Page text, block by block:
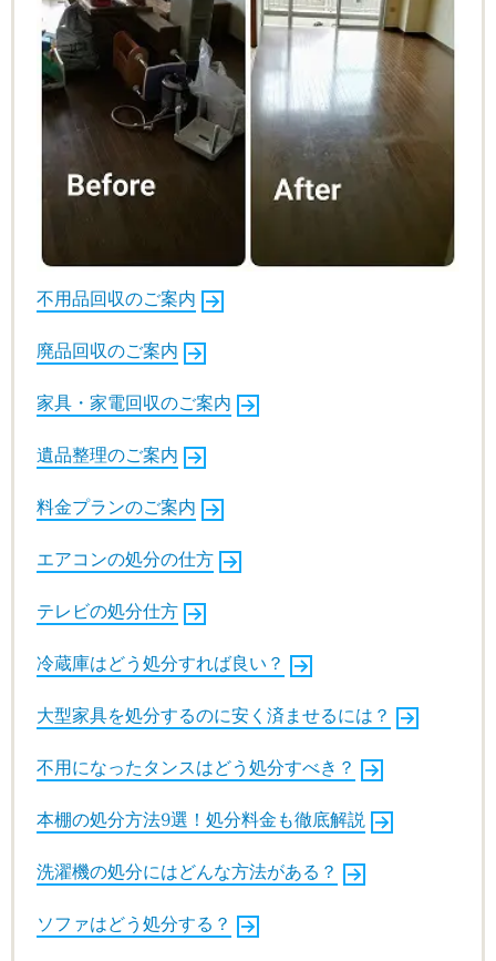
不用品回収のご案内
廃品回収のご案内
家具・家電回収のご案内
遺品整理のご案内
料金プランのご案内
エアコンの処分の仕方
テレビの処分仕方
冷蔵庫はどう処分すれば良い？
大型家具を処分するのに安く済ませるには？
不用になったタンスはどう処分すべき？
本棚の処分方法9選！処分料金も徹底解説
洗濯機の処分にはどんな方法がある？
ソファはどう処分する？